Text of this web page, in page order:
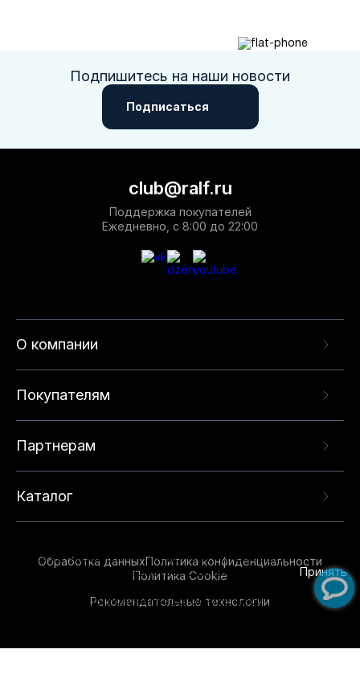
Подпишитесь на наши новости
Подписаться
О компании
Покупателям
Партнерам
Каталог
club@ralf.ru
Поддержка покупателей
Ежедневно, с 8:00 до 22:00
Обработка данныхПолитика конфиденциальности
Политика Cookie
Рекомендательные технологии
опыта на нашем сайте. Продолжая использовать
данный сайт, вы соглашаетесь с использованием
технологий. Для получения дополнительной
Принять